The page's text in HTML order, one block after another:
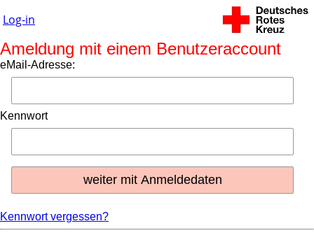
Log-in
Ameldung mit einem Benutzeraccount
eMail-Adresse:
Kennwort
Kennwort vergessen?